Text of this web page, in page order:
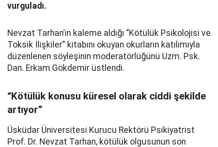
vurguladı.
Nevzat Tarhan’ın kaleme aldığı “Kötülük Psikolojisi ve
Toksik İlişkiler” kitabını okuyan okurların katılımıyla
düzenlenen söyleşinin moderatörlüğünü Uzm. Psk.
Dan. Erkam Gökdemir üstlendi.
“Kötülük konusu küresel olarak ciddi şekilde
artıyor”
Üsküdar Üniversitesi Kurucu Rektörü Psikiyatrist
Prof. Dr. Nevzat Tarhan, kötülük olgusunun son